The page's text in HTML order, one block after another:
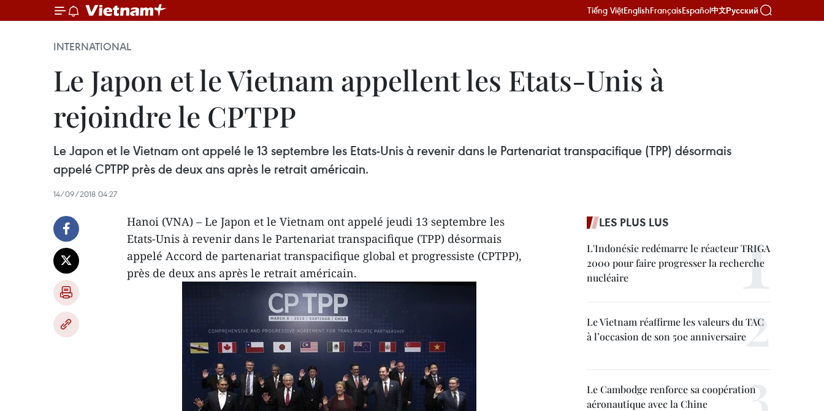
Tiếng ViệtEnglishFrançaisEspañol中文Русский
INTERNATIONAL
Le Japon et le Vietnam appellent les Etats-Unis à
rejoindre le CPTPP
Le Japon et le Vietnam ont appelé le 13 septembre les Etats-Unis à revenir dans le Partenariat transpacifique (TPP) désormais
appelé CPTPP près de deux ans après le retrait américain.
14/09/2018 04:27
Hanoi (VNA) – Le Japon et le Vietnam ont appelé jeudi 13 septembre les
Etats-Unis à revenir dans le Partenariat transpacifique (TPP) désormais
appelé Accord de partenariat transpacifique global et progressiste (CPTPP),
près de deux ans après le retrait américain.
LES PLUS LUS
L'Indonésie redémarre le réacteur TRIGA
2000 pour faire progresser la recherche
nucléaire
Le Vietnam réaffirme les valeurs du TAC
à l’occasion de son 50e anniversaire
Le Cambodge renforce sa coopération
aéronautique avec la Chine